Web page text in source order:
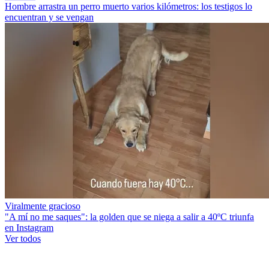
Hombre arrastra un perro muerto varios kilómetros: los testigos lo
encuentran y se vengan
Viralmente gracioso
"A mí no me saques": la golden que se niega a salir a 40ºC triunfa
en Instagram
Ver todos